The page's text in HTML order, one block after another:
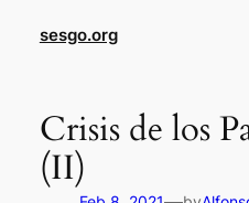
sesgo.org
Crisis de los
(II)